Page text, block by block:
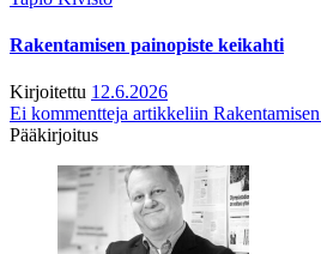
Rakentamisen painopiste keikahti
Kirjoitettu 12.6.2026
Ei kommentteja artikkeliin
Pääkirjoitus